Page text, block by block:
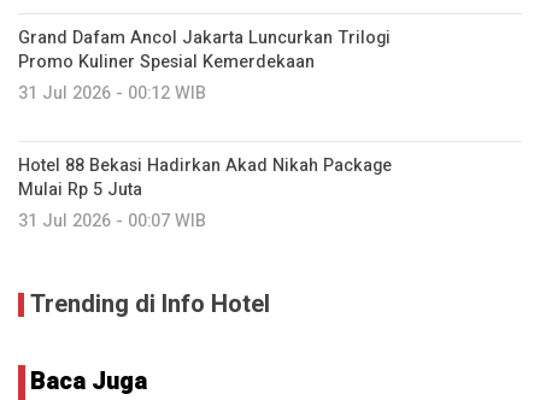
Grand Dafam Ancol Jakarta Luncurkan Trilogi
Promo Kuliner Spesial Kemerdekaan
31 Jul 2026 - 00:12 WIB
Hotel 88 Bekasi Hadirkan Akad Nikah Package
Mulai Rp 5 Juta
31 Jul 2026 - 00:07 WIB
Trending di Info Hotel
Baca Juga